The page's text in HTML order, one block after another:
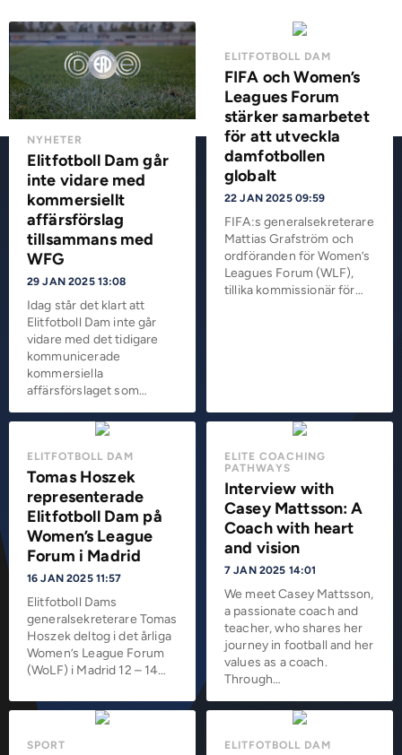
NYHETER
Elitfotboll Dam går
inte vidare med
kommersiellt
affärsförslag
tillsammans med
WFG
29 JAN 2025 13:08
Idag står det klart att
Elitfotboll Dam inte går
vidare med det tidigare
kommunicerade
kommersiella
affärsförslaget som…
ELITFOTBOLL DAM
FIFA och Women’s
Leagues Forum
stärker samarbetet
för att utveckla
damfotbollen
globalt
22 JAN 2025 09:59
FIFA:s generalsekreterare
Mattias Grafström och
ordföranden för Women’s
Leagues Forum (WLF),
tillika kommissionär för…
ELITFOTBOLL DAM
Tomas Hoszek
representerade
Elitfotboll Dam på
Women’s League
Forum i Madrid
16 JAN 2025 11:57
Elitfotboll Dams
generalsekreterare Tomas
Hoszek deltog i det årliga
Women’s League Forum
(WoLF) i Madrid 12 – 14…
ELITE COACHING
PATHWAYS
Interview with
Casey Mattsson: A
Coach with heart
and vision
7 JAN 2025 14:01
We meet Casey Mattsson,
a passionate coach and
teacher, who shares her
journey in football and her
values as a coach.
Through…
SPORT ELITFOTBOLL DAM